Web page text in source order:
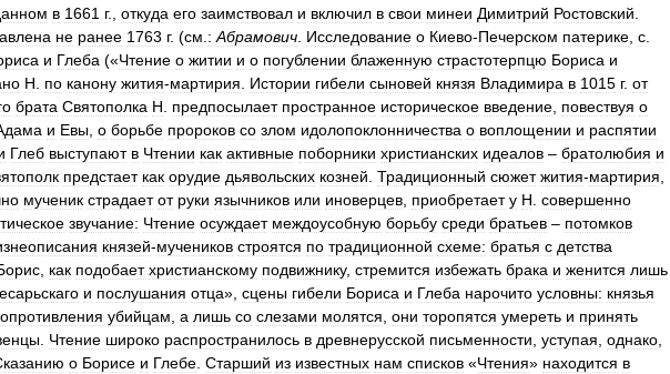
в 1661 г., откуда его заимствовал и включил в свои минеи Димитрий Ростовский
не ранее 1763 г. (см : Абрамович Исследование о Киево-Печерском патерике с
и Глеба («Чтение о житии и о погублении блаженную страстотерпцю Бориса и
Н по канону жития-мартирия Истории гибели сыновей князя Владимира в 1015 г. от
брата Святополка Н предпосылает пространное историческое введение повествуя о
и Евы о борьбе пророков со злом идолопоклонничества о воплощении и распятии
Глеб выступают в Чтении как активные поборники христианских идеалов – братолюбия и
предстает как орудие дьявольских козней Традиционный сюжет жития-мартирия
мученик страдает от руки язычников или иноверцев приобретает у Н совершенно
звучание: Чтение осуждает междоусобную борьбу среди братьев – потомков
князей-мучеников строятся по традиционной схеме: братья с детства
как подобает христианскому подвижнику, стремится избежать брака и женится лишь
и послушания отца», сцены гибели Бориса и Глеба нарочито условны: князья
убийцам а лишь со слезами молятся они торопятся умереть и принять
Чтение широко распространилось в древнерусской письменности уступая однако
о Борисе и Глебе Старший из известных нам списков «Чтения» находится в